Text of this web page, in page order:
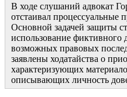
В ходе слушаний адвокат
отстаивал процессуальные
Основной задачей защиты
использование фиктивного
возможных правовых
заявлены ходатайства о
характеризующих
описывающих личность